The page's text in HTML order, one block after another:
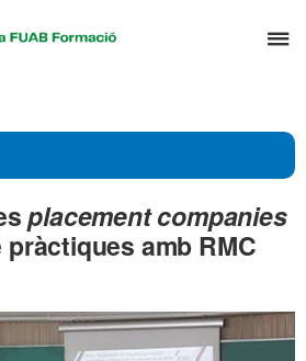
el
Universitat
placement companies
amb RMC